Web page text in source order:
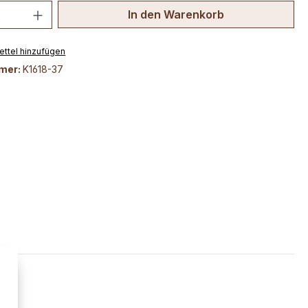
Anzahl: Gib den gewünschten Wert
In den Warenkorb
hinzufügen
K1618-37